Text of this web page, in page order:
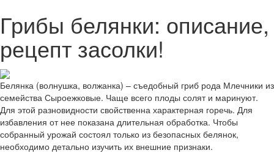
Грибы белянки: описание,
рецепт засолки!
Белянка (волнушка, волжанка) – съедобный гриб рода Млечники из
семейства Сыроежковые. Чаще всего плоды солят и маринуют.
Для этой разновидности свойственна характерная горечь. Для
избавления от нее показана длительная обработка. Чтобы
собранный урожай состоял только из безопасных белянок,
необходимо детально изучить их внешние признаки.